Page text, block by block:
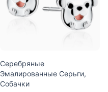
Серебряные
Эмалированные Серьги,
Собачки